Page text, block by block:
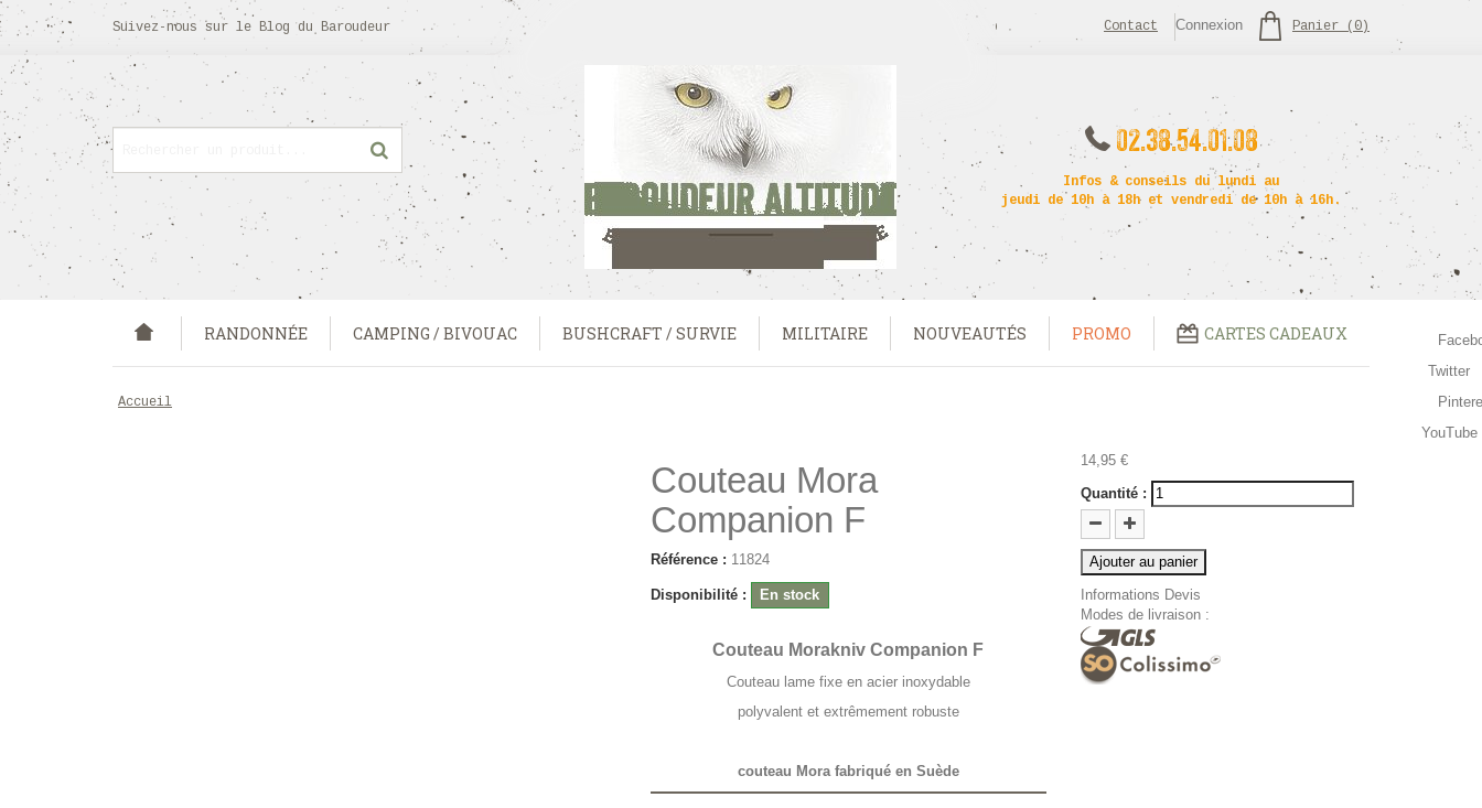
Panier ( 0)
Connexion
Suivez-nous sur le Blog du Baroudeur Contact
02.38.54.01.08
Infos & conseils du lundi au
jeudi de 10h à 18h et vendredi de 10h à 16h.
RANDONNÉE CAMPING / BIVOUAC BUSHCRAFT / SURVIE MILITAIRE NOUVEAUTÉS PROMO CARTES CADEAUX
accueil
Couteau Mora
Companion F
Référence : 11824
Disponibilité : En stock
Couteau Morakniv Companion F
Couteau lame fixe en acier inoxydable
polyvalent et extrêmement robuste
couteau Mora fabriqué en Suède
14,95 €
Quantité :
Ajouter au panier
Informations Devis
Modes de livraison :
Twitter
YouTube